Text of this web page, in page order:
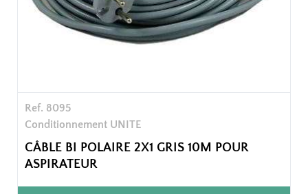
Ref. 8095
Conditionnement UNITE
CÂBLE BI POLAIRE 2X1 GRIS 10M POUR
ASPIRATEUR